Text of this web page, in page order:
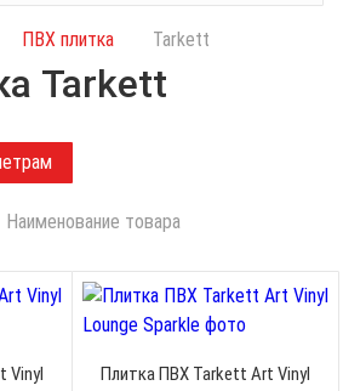
ПВХ плитка Tarkett
Tarkett
Наименование товара
Vinyl
Плитка ПВХ Tarkett Art Vinyl